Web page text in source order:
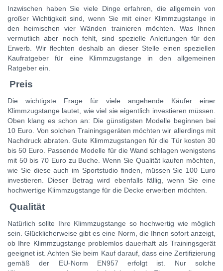
Inzwischen haben Sie viele Dinge erfahren, die allgemein von
großer Wichtigkeit sind, wenn Sie mit einer Klimmzugstange in
den heimischen vier Wänden trainieren möchten. Was Ihnen
vermutlich aber noch fehlt, sind spezielle Anleitungen für den
Erwerb. Wir flechten deshalb an dieser Stelle einen speziellen
Kaufratgeber für eine Klimmzugstange in den allgemeinen
Ratgeber ein.
Preis
Die wichtigste Frage für viele angehende Käufer einer
Klimmzugstange lautet, wie viel sie eigentlich investieren müssen.
Oben klang es schon an: Die günstigsten Modelle beginnen bei
10 Euro. Von solchen Trainingsgeräten möchten wir allerdings mit
Nachdruck abraten. Gute Klimmzugstangen für die Tür kosten 30
bis 50 Euro. Passende Modelle für die Wand schlagen wenigstens
mit 50 bis 70 Euro zu Buche. Wenn Sie Qualität kaufen möchten,
wie Sie diese auch im Sportstudio finden, müssen Sie 100 Euro
investieren. Dieser Betrag wird ebenfalls fällig, wenn Sie eine
hochwertige Klimmzugstange für die Decke erwerben möchten.
Qualität
Natürlich sollte Ihre Klimmzugstange so hochwertig wie möglich
sein. Glücklicherweise gibt es eine Norm, die Ihnen sofort anzeigt,
ob Ihre Klimmzugstange problemlos dauerhaft als Trainingsgerät
geeignet ist. Achten Sie beim Kauf darauf, dass eine Zertifizierung
gemäß der EU-Norm EN957 erfolgt ist. Nur solche